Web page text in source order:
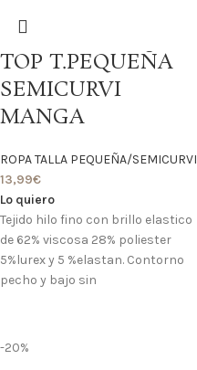
TOP T.PEQUEÑA
SEMICURVI
MANGA
ROPA TALLA PEQUEÑA/SEMICURVI
13,99€
Lo quiero
Tejido hilo fino con brillo elastico
de 62% viscosa 28% poliester
5%lurex y 5 %elastan. Contorno
pecho y bajo sin
-20%